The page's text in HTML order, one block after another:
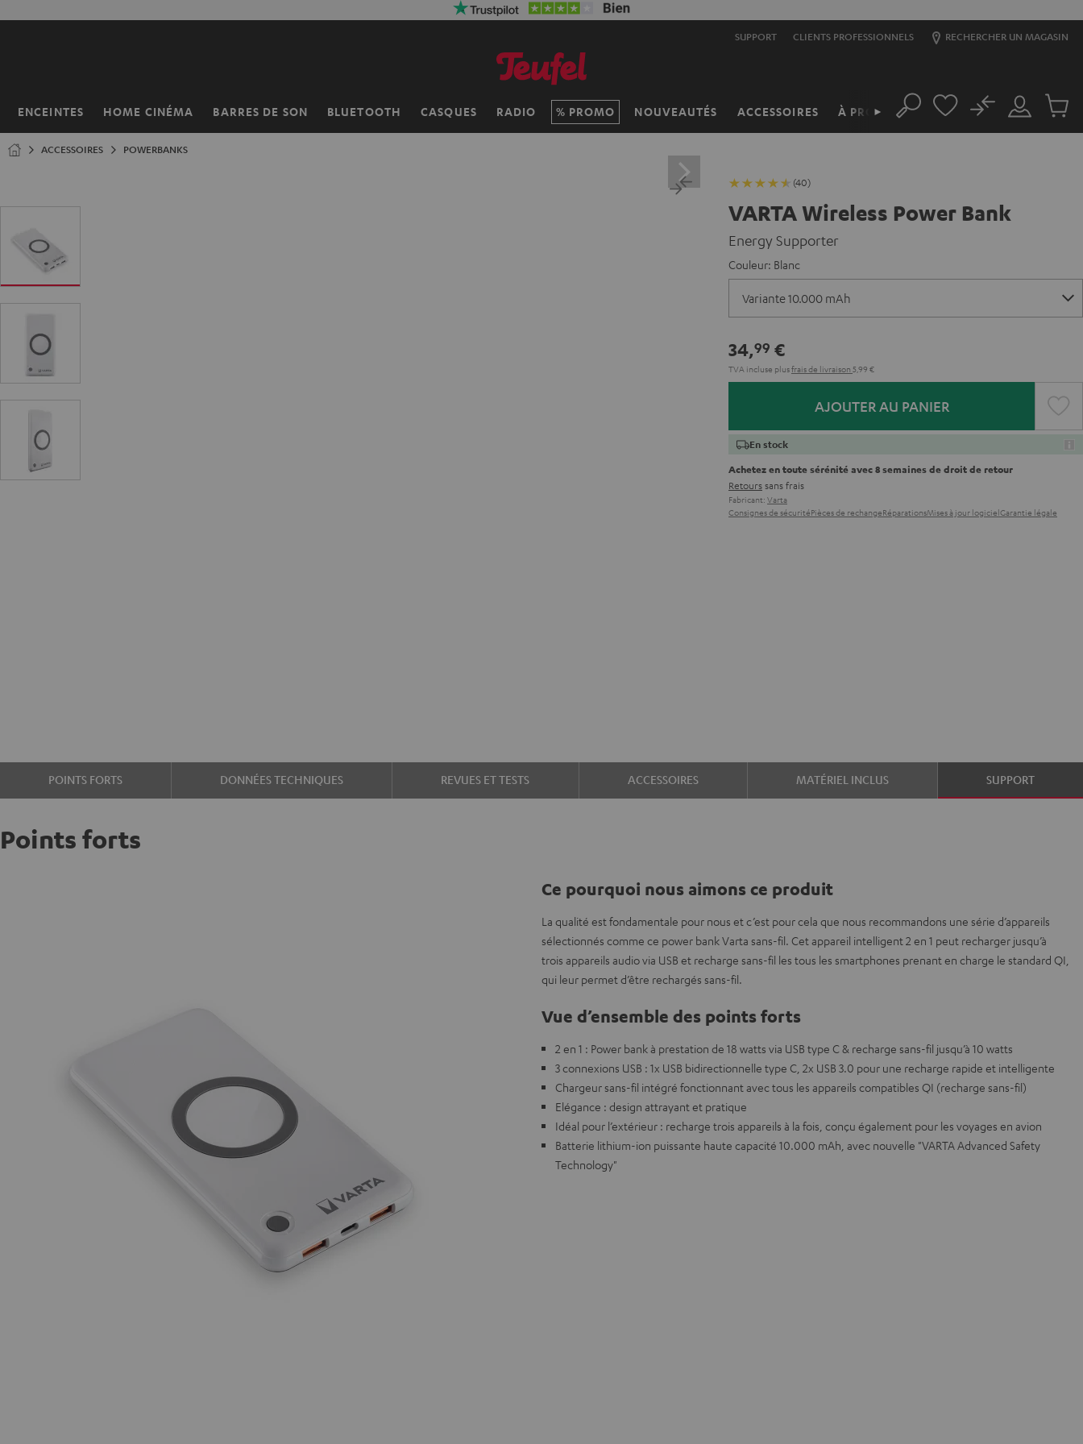
SUPPORT CLIENTS PROFESSIONNELS RECHERCHER UN MAGASIN
ENCEINTES HOME CINÉMA BARRES DE SON BLUETOOTH CASQUES RADIO PROMO NOUVEAUTÉS ACCESSOIRES À PROPOS
►
Page
Rechercher
Mon
compte
No
ACCESSOIRES POWERBANKS
(40)
VARTA Wireless Power Bank
Energy Supporter
Couleur: Blanc
34,99 €
TVA incluse plusfrais de livraison 5,99 €
AJOUTER AU PANIER
En stock
Achetez en toute sérénité avec 8 semaines de droit de retour
Retourssans frais
Fabricant: Varta
Consignes de sécuritéPièces de rechangeRéparationsMises à jour logicielGarantie légale
POINTS FORTS DONNÉES TECHNIQUES REVUES ET TESTS ACCESSOIRES MATÉRIEL INCLUS SUPPORT
Points forts
Ce pourquoi nous aimons ce produit
La qualité est fondamentale pour nous et c’est pour cela que nous recommandons une série d’appareils
sélectionnés comme ce power bank Varta sans-fil. Cet appareil intelligent 2 en 1 peut recharger jusqu’à
trois appareils audio via USB et recharge sans-fil les tous les smartphones prenant en charge le standard QI,
qui leur permet d’être rechargés sans-fil.
Vue d’ensemble des points forts
2 en 1 : Power bank à prestation de 18 watts via USB type C & recharge sans-fil jusqu’à 10 watts
3 connexions USB : 1x USB bidirectionnelle type C, 2x USB 3.0 pour une recharge rapide et intelligente
Chargeur sans-fil intégré fonctionnant avec tous les appareils compatibles QI (recharge sans-fil)
Elégance : design attrayant et pratique
Idéal pour l’extérieur : recharge trois appareils à la fois, conçu également pour les voyages en avion
Batterie lithium-ion puissante haute capacité 10.000 mAh, avec nouvelle "VARTA Advanced Safety
Technology"